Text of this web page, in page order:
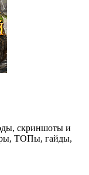
скриншоты и
ТОПы, гайды,